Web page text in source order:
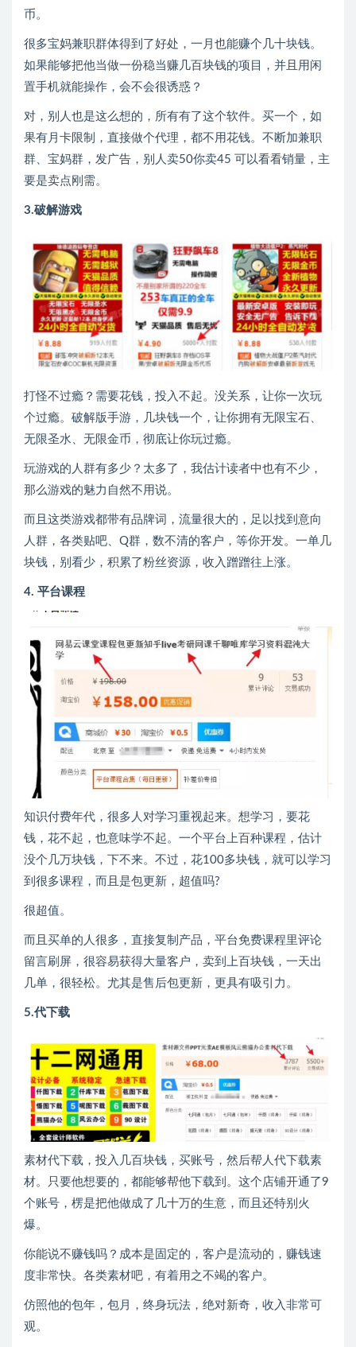
币。
很多宝妈兼职群体得到了好处，一月也能赚个几十块钱。
如果能够把他当做一份稳当赚几百块钱的项目，并且用闲
置手机就能操作，会不会很诱惑？
对，别人也是这么想的，所有有了这个软件。买一个，如
果有月卡限制，直接做个代理，都不用花钱。不断加兼职
群、宝妈群，发广告，别人卖50你卖45 可以看看销量，主
要是卖点刚需。
3.破解游戏
打怪不过瘾？需要花钱，投入不起。没关系，让你一次玩
个过瘾。破解版手游，几块钱一个，让你拥有无限宝石、
无限圣水、无限金币，彻底让你玩过瘾。
玩游戏的人群有多少？太多了，我估计读者中也有不少，
那么游戏的魅力自然不用说。
而且这类游戏都带有品牌词，流量很大的，足以找到意向
人群，各类贴吧、Q群，数不清的客户，等你开发。一单几
块钱，别看少，积累了粉丝资源，收入蹭蹭往上涨。
4. 平台课程
知识付费年代，很多人对学习重视起来。想学习，要花
钱，花不起，也意味学不起。一个平台上百种课程，估计
没个几万块钱，下不来。不过，花100多块钱，就可以学习
到很多课程，而且是包更新，超值吗?
很超值。
而且买单的人很多，直接复制产品，平台免费课程里评论
留言刷屏，很容易获得大量客户，卖到上百块钱，一天出
几单，很轻松。尤其是售后包更新，更具有吸引力。
5.代下载
素材代下载，投入几百块钱，买账号，然后帮人代下载素
材。只要他想要的，都能够帮他下载到。这个店铺开通了9
个账号，楞是把他做成了几十万的生意，而且还特别火
爆。
你能说不赚钱吗？成本是固定的，客户是流动的，赚钱速
度非常快。各类素材吧，有着用之不竭的客户。
仿照他的包年，包月，终身玩法，绝对新奇，收入非常可
观。